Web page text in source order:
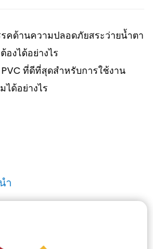
คด้านความปลอดภัยสระว่ายน้ำตา
องได้อย่างไร
ที่ดีที่สุดสำหรับการใช้งาน
ได้อย่างไร